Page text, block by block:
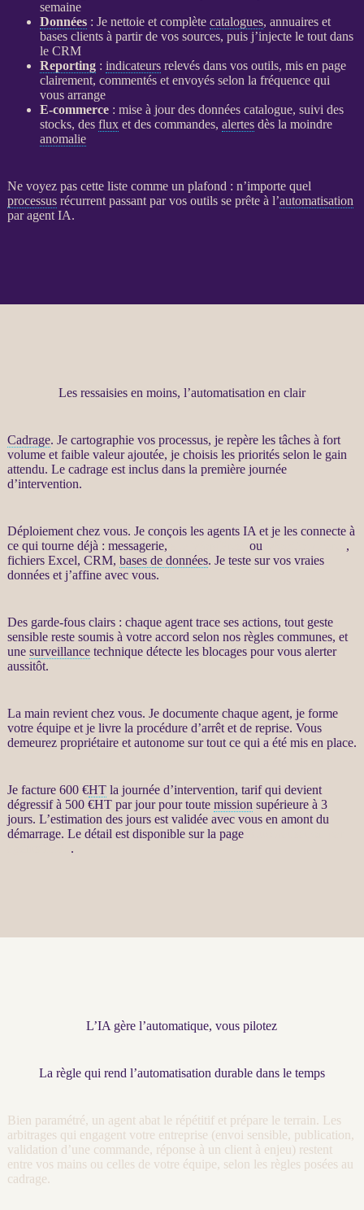
semaine
Données: Je nettoie et complète catalogues, annuaires et
bases clients à partir de vos sources, puis j’injecte le tout dans
le CRM
Reporting: indicateursrelevés dans vos outils, mis en page
clairement, commentés et envoyés selon la fréquence qui
vous arrange
E-commerce: mise à jour des données catalogue, suivi des
stocks, des fluxet des commandes, alertesdès la moindre
anomalie
Ne voyez pas cette liste comme un plafond : n’importe quel
processusrécurrent passant par vos outils se prête à l’automatisation
paragent IA.
Les ressaisies en moins, l’automatisation en clair
Cadrage. Je cartographie vos processus, je repère les tâches à fort
volume et faible valeur ajoutée, je choisis les priorités selon le gain
attendu. Le cadrageest inclus dans la première journée
d’intervention.
Déploiement chez vous. Je conçois les agents IA et je les connecte à
ce qui tourne déjà : messagerie,
ou
,
fichiers Excel, CRM, bases de données. Je teste sur vos vraies
donnéeset j’affine avec vous.
Des garde-fousclairs : chaque agenttrace ses actions, tout geste
sensible reste soumis à votre accord selon nos règles communes, et
une surveillancetechnique détecte les blocages pour vous alerter
aussitôt.
La main revient chez vous. Je documente chaque agent, je forme
votre équipe et je livre la procédure d’arrêt et de reprise. Vous
demeurez propriétaire et autonome sur tout ce qui a été mis en place.
Je facture 600 €HTla journée d’intervention, tarif qui devient
dégressif à 500 €HTpar jour pour toute mission supérieure à 3
jours. L’estimation des jours est validée avec vous en amont du
démarrage. Le détail est disponible sur la page
.
L’IA gère l’automatique, vous pilotez
La règle qui rend l’automatisation durable dans le temps
Bien paramétré, un agent abat le répétitif et prépare le terrain. Les
arbitrages qui engagent votre entreprise (envoi sensible, publication,
validation d’une commande, réponse à un client à enjeu) restent
entre vos mains ou celles de votre équipe, selon les règles posées au
cadrage.